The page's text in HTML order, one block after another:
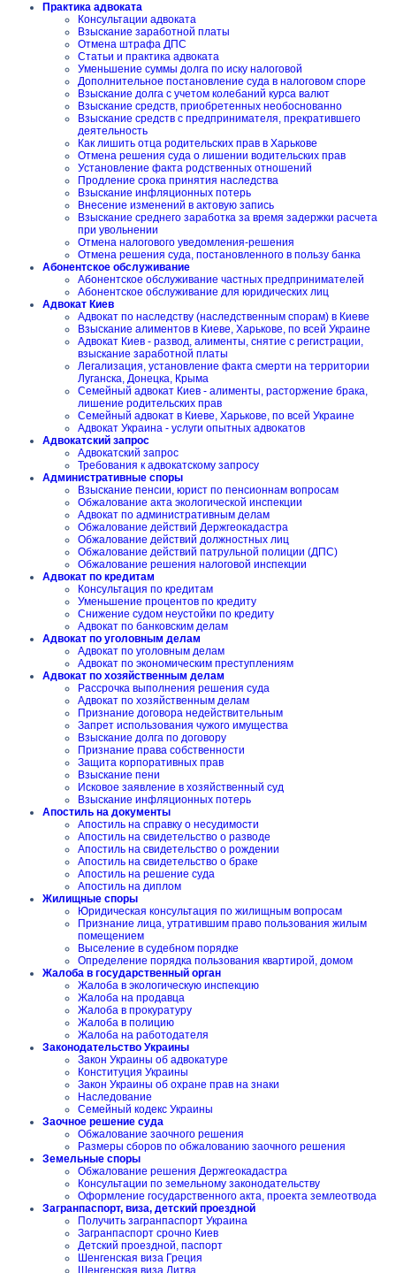
Практика адвоката
Консультации адвоката
Взыскание заработной платы
Отмена штрафа ДПС
Статьи и практика адвоката
Уменьшение суммы долга по иску налоговой
Дополнительное постановление суда в налоговом споре
Взыскание долга с учетом колебаний курса валют
Взыскание средств, приобретенных необоснованно
Взыскание средств с предпринимателя, прекратившего
деятельность
Как лишить отца родительских прав в Харькове
Отмена решения суда о лишении водительских прав
Установление факта родственных отношений
Продление срока принятия наследства
Взыскание инфляционных потерь
Внесение изменений в актовую запись
Взыскание среднего заработка за время задержки расчета
при увольнении
Отмена налогового уведомления-решения
Отмена решения суда, постановленного в пользу банка
Абонентское обслуживание
Абонентское обслуживание частных предпринимателей
Абонентское обслуживание для юридических лиц
Адвокат Киев
Адвокат по наследству (наследственным спорам) в Киеве
Взыскание алиментов в Киеве, Харькове, по всей Украине
Адвокат Киев - развод, алименты, снятие с регистрации,
взыскание заработной платы
Легализация, установление факта смерти на территории
Луганска, Донецка, Крыма
Семейный адвокат Киев - алименты, расторжение брака,
лишение родительских прав
Семейный адвокат в Киеве, Харькове, по всей Украине
Адвокат Украина - услуги опытных адвокатов
Адвокатский запрос
Адвокатский запрос
Требования к адвокатскому запросу
Административные споры
Взыскание пенсии, юрист по пенсионнам вопросам
Обжалование акта экологической инспекции
Адвокат по административным делам
Обжалование действий Держгеокадастра
Обжалование действий должностных лиц
Обжалование действий патрульной полиции (ДПС)
Обжалование решения налоговой инспекции
Адвокат по кредитам
Консультация по кредитам
Уменьшение процентов по кредиту
Снижение судом неустойки по кредиту
Адвокат по банковским делам
Адвокат по уголовным делам
Адвокат по уголовным делам
Адвокат по экономическим преступлениям
Адвокат по хозяйственным делам
Рассрочка выполнения решения суда
Адвокат по хозяйственным делам
Признание договора недействительным
Запрет использования чужого имущества
Взыскание долга по договору
Признание права собственности
Защита корпоративных прав
Взыскание пени
Исковое заявление в хозяйственный суд
Взыскание инфляционных потерь
Апостиль на документы
Апостиль на справку о несудимости
Апостиль на свидетельство о разводе
Апостиль на свидетельство о рождении
Апостиль на свидетельство о браке
Апостиль на решение суда
Апостиль на диплом
Жилищные споры
Юридическая консультация по жилищным вопросам
Признание лица, утратившим право пользования жилым
помещением
Выселение в судебном порядке
Определение порядка пользования квартирой, домом
Жалоба в государственный орган
Жалоба в экологическую инспекцию
Жалоба на продавца
Жалоба в прокуратуру
Жалоба в полицию
Жалоба на работодателя
Законодательство Украины
Закон Украины об адвокатуре
Конституция Украины
Закон Украины об охране прав на знаки
Наследование
Семейный кодекс Украины
Заочное решение суда
Обжалование заочного решения
Размеры сборов по обжалованию заочного решения
Земельные споры
Обжалование решения Держгеокадастра
Консультации по земельному законодательству
Оформление государственного акта, проекта землеотвода
Загранпаспорт, виза, детский проездной
Получить загранпаспорт Украина
Загранпаспорт срочно Киев
Детский проездной, паспорт
Шенгенская виза Греция